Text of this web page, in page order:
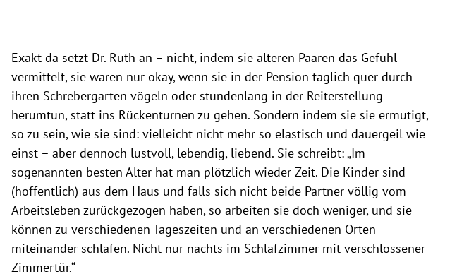
Exakt da setzt Dr. Ruth an – nicht, indem sie älteren Paaren das Gefühl
vermittelt, sie wären nur okay, wenn sie in der Pension täglich quer durch
ihren Schrebergarten vögeln oder stundenlang in der Reiterstellung
herumtun, statt ins Rückenturnen zu gehen. Sondern indem sie sie ermutigt,
so zu sein, wie sie sind: vielleicht nicht mehr so elastisch und dauergeil wie
einst – aber dennoch lustvoll, lebendig, liebend. Sie schreibt: „Im
sogenannten besten Alter hat man plötzlich wieder Zeit. Die Kinder sind
(hoffentlich) aus dem Haus und falls sich nicht beide Partner völlig vom
Arbeitsleben zurückgezogen haben, so arbeiten sie doch weniger, und sie
können zu verschiedenen Tageszeiten und an verschiedenen Orten
miteinander schlafen. Nicht nur nachts im Schlafzimmer mit verschlossener
Zimmertür.“